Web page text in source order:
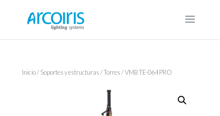
Inicio/Soportes y estructuras/Torres/ VMB TE-064 PRO